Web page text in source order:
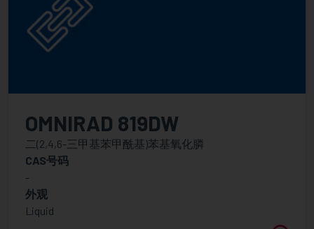
OMNIRAD 819DW
二(2,4,6-三甲基苯甲酰基)苯基氧化膦
CAS号码
-
外观
Liquid